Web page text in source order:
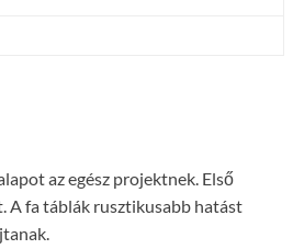
az egész projektnek. Első
A fa táblák rusztikusabb hatást